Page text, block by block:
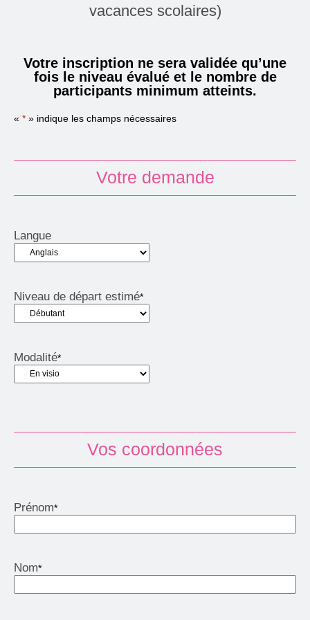
vacances scolaires)
Votre inscription ne sera validée qu’une
fois le niveau évalué et le nombre de
participants minimum atteints.
« * » indique les champs nécessaires
Votre demande
Langue
Niveau de départ estimé*
Modalité*
Vos coordonnées
Prénom*
Nom*